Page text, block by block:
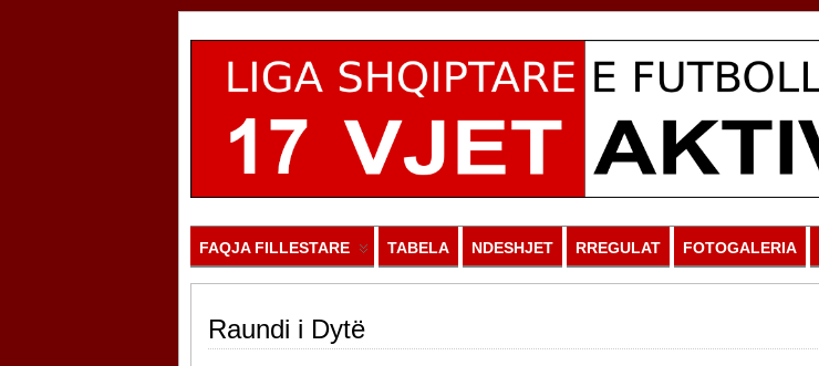
FAQJA FILLESTARE TABELA NDESHJET RREGULAT FOTOGALERIA
Raundi i Dytë